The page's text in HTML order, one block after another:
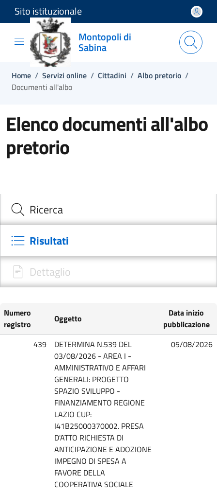
Salta e vai al contenuto
Salta e vai al footer
Sito istituzionale
Montopoli di
Sabina
Home / Servizi online / Cittadini / Albo pretorio /
Documenti all'albo
Elenco documenti all'albo
pretorio
Ricerca
Risultati
Dettaglio
Numero
registro
Oggetto
Data inizio
pubblicazione
439
DETERMINA N.539 DEL
03/08/2026 - AREA I -
AMMINISTRATIVO E AFFARI
GENERALI: PROGETTO
SPAZIO SVILUPPO -
FINANZIAMENTO REGIONE
LAZIO CUP:
I41B25000370002. PRESA
D'ATTO RICHIESTA DI
ANTICIPAZIONE E ADOZIONE
IMPEGNO DI SPESA A
FAVORE DELLA
COOPERATIVA SOCIALE
05/08/2026